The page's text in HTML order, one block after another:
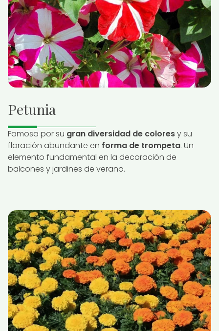
Petunia
Famosa por su gran diversidad de coloresy su
floración abundante en forma de trompeta. Un
elemento fundamental en la decoración de
balcones y jardines de verano.